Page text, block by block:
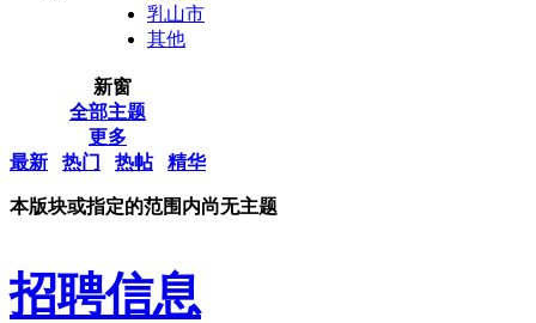
乳山市
其他
新窗
全部主题
更多
最新
热门 热帖 精华
本版块或指定的范围内尚无主题
招聘信息